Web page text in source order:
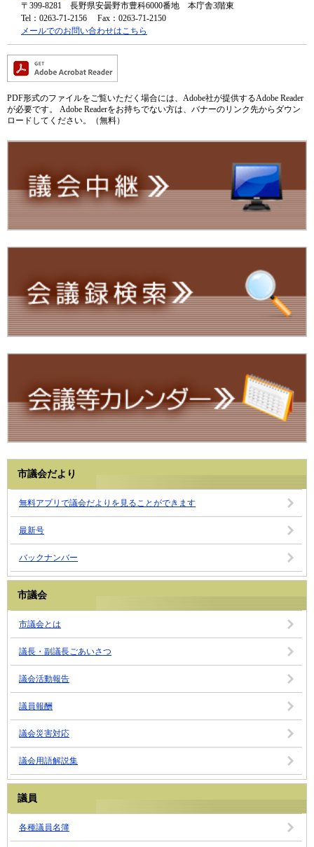
〒399-8281
長野県安曇野市豊科6000番地 本庁舎3階東
Tel：0263-71-2156
Fax：0263-71-2150
メールでのお問い合わせはこちら
PDF形式のファイルをご覧いただく場合には、Adobe社が提供するAdobe Reader
が必要です。
Adobe Readerをお持ちでない方は、バナーのリンク先からダウン
ロードしてください。（無料）
市議会だより
無料アプリで議会だよりを見ることができます
最新号
バックナンバー
市議会
市議会とは
議長・副議長ごあいさつ
議会活動報告
議員報酬
議会災害対応
議会用語解説集
議員
各種議員名簿